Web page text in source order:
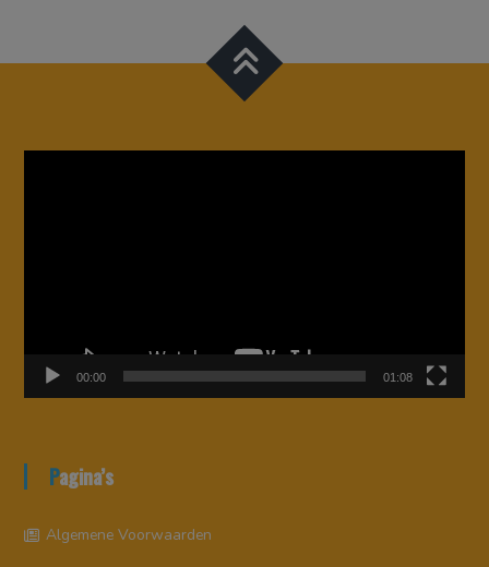
00:00 01:08
Pagina’s
Algemene Voorwaarden